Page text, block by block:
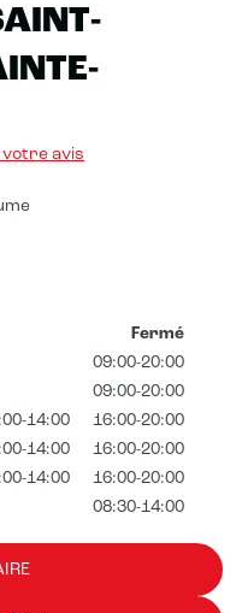
votre avis
Fermé
09:00-20:00
09:00-20:00
14:00
16:00-20:00
14:00
16:00-20:00
14:00
16:00-20:00
08:30-14:00